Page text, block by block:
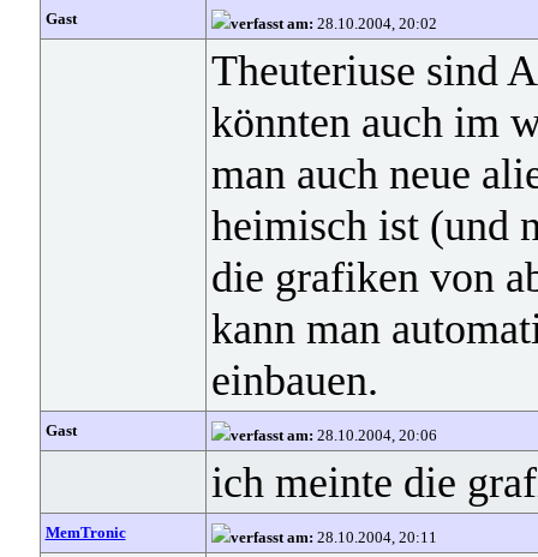
Gast verfasst am: 28.10.2004, 20:02
Theuteriuse sind
könnten auch im
man auch neue
heimisch ist (und
die grafiken von
kann man
einbauen.
Gast verfasst am: 28.10.2004, 20:06
ich meinte die
MemTronic verfasst am: 28.10.2004, 20:11